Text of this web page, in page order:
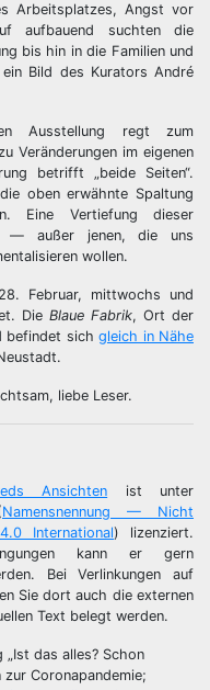
Arbeitsplatzes, Angst vor
aufbauend suchten die
bis hin in die Familien und
Bild des Kurators André
Ausstellung regt zum
Veränderungen im eigenen
betrifft „beide Seiten“.
oben erwähnte Spaltung
Eine Vertiefung dieser
— außer jenen, die uns
wollen.
Februar, mittwochs und
DieBlaue Fabrik, Ort der
befindet sich gleich in Nähe
liebe Leser.
Ansichten ist unter
Namensnennung — Nicht
International) lizenziert.
kann er gern
Bei Verlinkungen auf
Sie dort auch die externen
Text belegt werden.
„Ist das alles? Schon
Coronapandemie;